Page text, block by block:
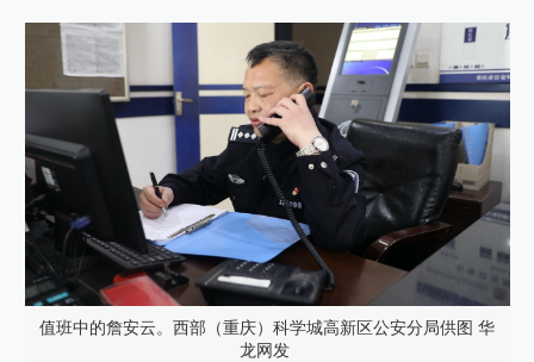
值班中的詹安云。西部（重庆）科学城高新区公安分局供图 华
龙网发